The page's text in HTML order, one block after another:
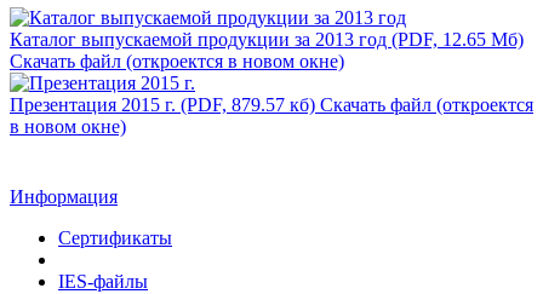
Каталог выпускаемой продукции за 2013 год (PDF, 12.65 Мб)
Скачать файл (откроектся в новом окне)
Презентация 2015 г. (PDF, 879.57 кб) Скачать файл (откроектся
в новом окне)
Информация
Сертификаты
IES-файлы